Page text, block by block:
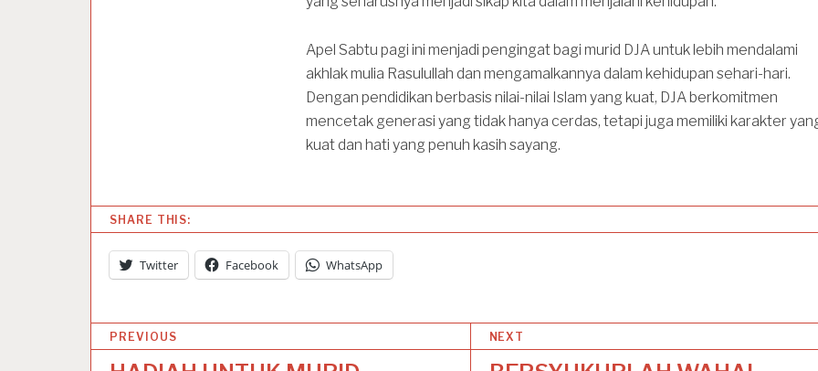
Apel Sabtu pagi ini menjadi pengingat bagi murid DJA untuk lebih mendalami
akhlak mulia Rasulullah dan mengamalkannya dalam kehidupan sehari-hari.
Dengan pendidikan berbasis nilai-nilai Islam yang kuat, DJA berkomitmen
mencetak generasi yang tidak hanya cerdas, tetapi juga memiliki karakter
kuat dan hati yang penuh kasih sayang.
SHARE THIS:
Twitter Facebook WhatsApp
PREVIOUS NEXT